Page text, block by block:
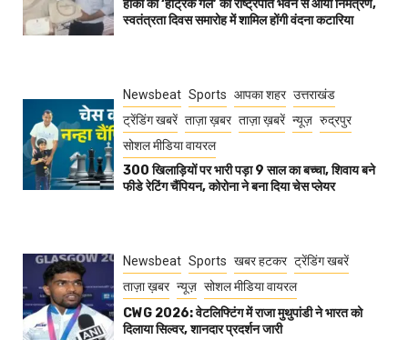
हॉकी की ‘हैट्रिक गर्ल’ को राष्ट्रपति भवन से आया निमंत्रण,
स्वतंत्रता दिवस समारोह में शामिल होंगी वंदना कटारिया
Newsbeat Sports आपका शहर उत्तराखंड
ट्रेंडिंग खबरें ताज़ा ख़बर ताज़ा ख़बरें न्यूज़ रुद्रपुर
सोशल मीडिया वायरल
300 खिलाड़ियों पर भारी पड़ा 9 साल का बच्चा, शिवाय बने
फीडे रेटिंग चैंपियन, कोरोना ने बना दिया चेस प्लेयर
Newsbeat Sports खबर हटकर ट्रेंडिंग खबरें
ताज़ा ख़बर न्यूज़ सोशल मीडिया वायरल
CWG 2026: वेटलिफ्टिंग में राजा मुथुपांडी ने भारत को
दिलाया सिल्वर, शानदार प्रदर्शन जारी